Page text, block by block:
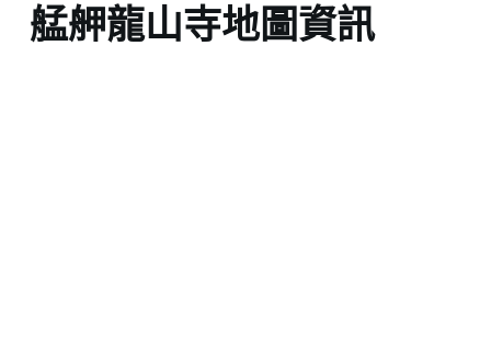
艋舺龍山寺地圖資訊